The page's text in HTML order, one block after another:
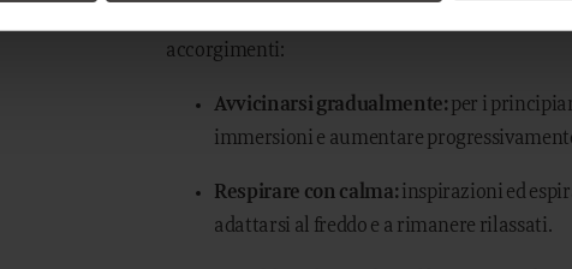
Per rendere il bagno nel ghiaccio
accorgimenti:
Avvicinarsi gradualmente: per i
immersioni e aumentare
Respirare con calma: inspirazioni ed
adattarsi al freddo e a rimanere rilassati.